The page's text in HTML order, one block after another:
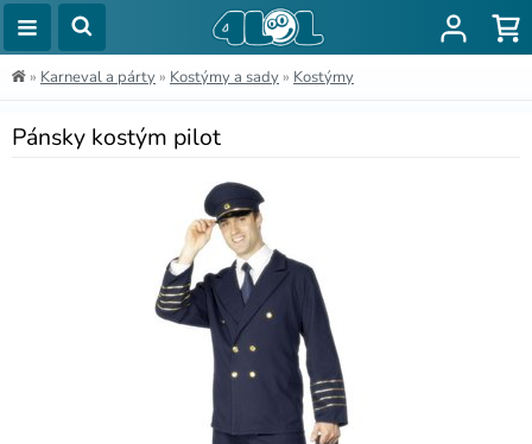
» Karneval a párty » Kostýmy a sady » Kostýmy
Pánsky kostým pilot